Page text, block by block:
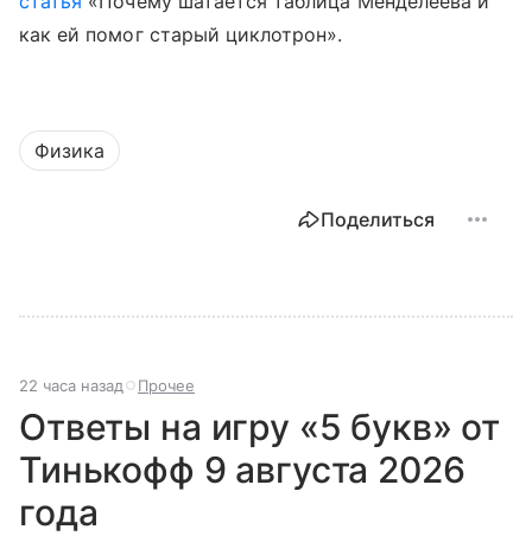
как ей помог старый циклотрон».
Физика
Поделиться
22 часа назад Прочее
Ответы на игру «5 букв» от
Тинькофф 9 августа 2026
года